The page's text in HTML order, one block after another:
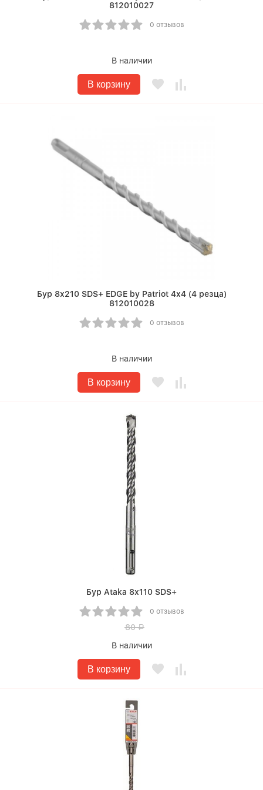
812010027
0 отзывов
В наличии
В корзину
Бур 8х210 SDS+ EDGE by Patriot 4х4 (4 резца)
812010028
0 отзывов
В наличии
В корзину
Бур Ataka 8х110 SDS+
0 отзывов
80Р
В наличии
В корзину